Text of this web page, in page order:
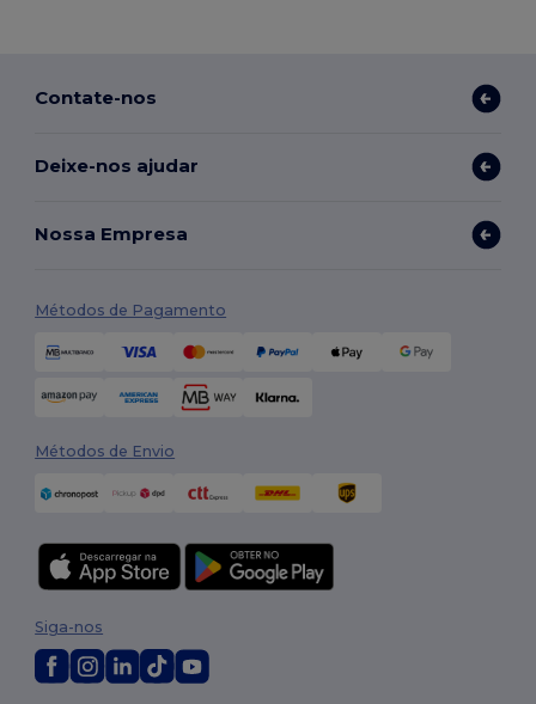
Contate-nos
Deixe-nos ajudar
Nossa Empresa
Métodos de Pagamento
Métodos de Envio
Siga-nos